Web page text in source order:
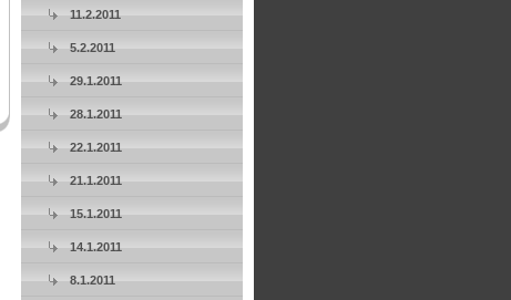
11.2.2011
5.2.2011
29.1.2011
28.1.2011
22.1.2011
21.1.2011
15.1.2011
14.1.2011
8.1.2011